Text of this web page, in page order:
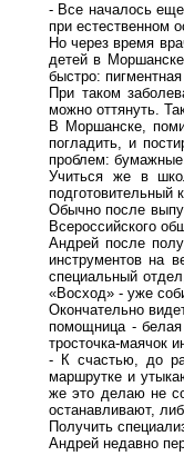
- Все началось
при естественном
Но через время
детей в
быстро:
При таком
можно оттянуть.
В Моршанске,
погладить, и
проблем:
Учиться же в
подготовительный
Обычно после
Всероссийского
Андрей после
инструментов на
специальный
«Восход» - уже
Окончательно
помощница -
тросточка-маячок
- К счастью, до
маршрутке и
же это делаю не
останавливают,
Получить
Андрей недавно